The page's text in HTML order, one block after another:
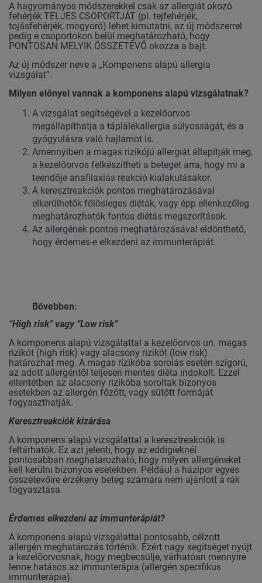
A hagyományos módszerekkel csak az allergiát okozó
fehérjék TELJES CSOPORTJÁT (pl. tejfehérjék,
tojásfehérjék, mogyoró) lehet kimutatni, az új módszerrel
pedig e csoportokon belül meghatározható, hogy
PONTOSAN MELYIK ÖSSZETEVŐ okozza a bajt.
Az új módszer neve a „Komponens alapú allergia
vizsgálat”.
Milyen előnyei vannak a komponens alapú vizsgálatnak?
A vizsgálat segítségével a kezelőorvos
megállapíthatja a táplálékallergia súlyosságát, és a
gyógyulásra való hajlamot is.
Amennyiben a magas rizikójú allergiát állapítják meg,
a kezelőorvos felkészítheti a beteget arra, hogy mi a
teendője anafilaxiás reakció kialakulásakor.
A keresztreakciók pontos meghatározásával
elkerülhetők fölösleges diéták, vagy épp ellenkezőleg
meghatározhatók fontos diétás megszorítások.
Az allergének pontos meghatározásával eldönthető,
hogy érdemes-e elkezdeni az immunterápiát.
Bővebben:
“High risk” vagy “Low risk”
A komponens alapú vizsgálattal a kezelőorvos un. magas
rizikót (high risk) vagy alacsony rizikót (low risk)
határozhat meg. A magas rizikóba sorolás esetén szigorú,
az adott allergéntől teljesen mentes diéta indokolt. Ezzel
ellentétben az alacsony rizikóba soroltak bizonyos
esetekben az allergén főzött, vagy sütött formáját
fogyaszthatják.
Keresztreakciók kizárása
A komponens alapú vizsgálattal a keresztreakciók is
feltárhatók. Ez azt jelenti, hogy az eddigieknél
pontosabban meghatározható, hogy milyen allergéneket
kell kerülni bizonyos esetekben. Például a házipor egyes
összetevőire érzékeny beteg számára nem ajánlott a rák
fogyasztása.
Érdemes elkezdeni az immunterápiát?
A komponens alapú vizsgálattal pontosabb, célzott
allergén meghatározás történik. Ezért nagy segítséget nyújt
a kezelőorvosnak, hogy megbecsülje, várhatóan mennyire
lenne hatásos az immunterápia (allergén specifikus
immunterápia).